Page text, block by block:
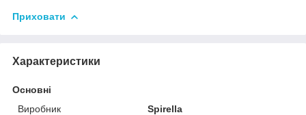
Приховати
Характеристики
Основні
Виробник
Spirella